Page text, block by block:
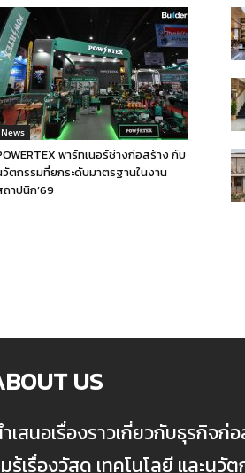
News
พาร์ทเนอร์ช่างก่อสร้าง กับ
ตกรรมที่ยกระดับมาตรฐานในงาน
าปนิก’69
US
เสนอเรื่องราวเกี่ยวกับธุรกิ
รื่องวัสดุ เทคโนโลยี และนวั